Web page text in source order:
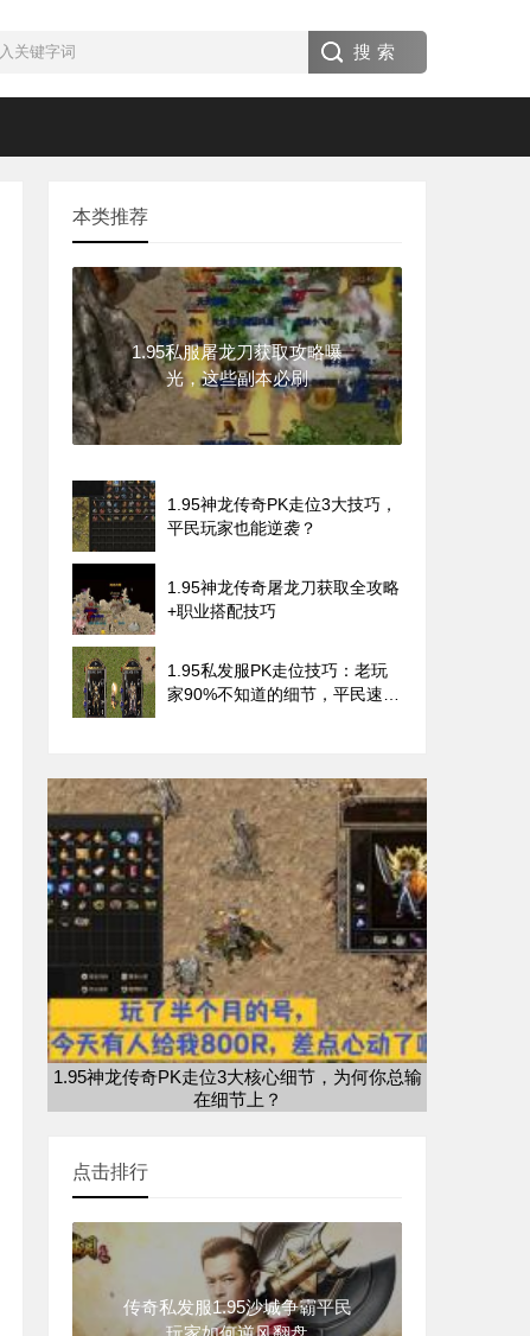
本类推荐
1.95私服屠龙刀获取攻略曝
光，这些副本必刷
1.95神龙传奇PK走位3大技巧，
平民玩家也能逆袭？
1.95神龙传奇屠龙刀获取全攻略
+职业搭配技巧
1.95私发服PK走位技巧：老玩
家90%不知道的细节，平民速
1.95神龙传奇PK走位3大核心细节，为何你总输
在细节上？
点击排行
传奇私发服1.95沙城争霸平民